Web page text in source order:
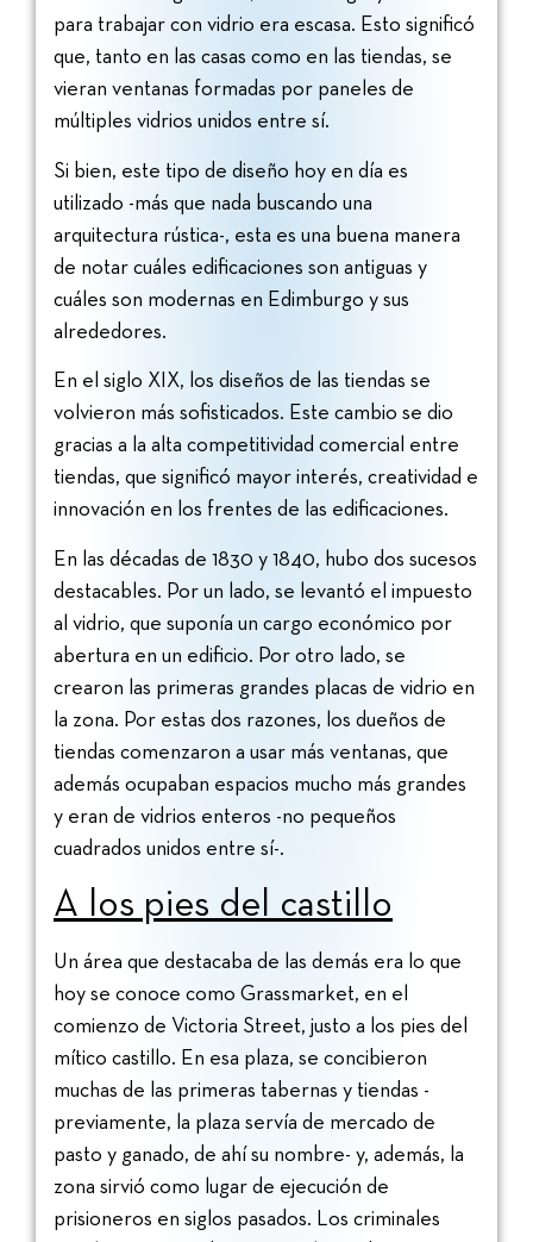
para trabajar con vidrio era escasa. Esto significó
que, tanto en las casas como en las tiendas, se
vieran ventanas formadas por paneles de
múltiples vidrios unidos entre sí.
Si bien, este tipo de diseño hoy en día es
utilizado -más que nada buscando una
arquitectura rústica-, esta es una buena manera
de notar cuáles edificaciones son antiguas y
cuáles son modernas en Edimburgo y sus
alrededores.
En el siglo XIX, los diseños de las tiendas se
volvieron más sofisticados. Este cambio se dio
gracias a la alta competitividad comercial entre
tiendas, que significó mayor interés, creatividad e
innovación en los frentes de las edificaciones.
En las décadas de 1830 y 1840, hubo dos sucesos
destacables. Por un lado, se levantó el impuesto
al vidrio, que suponía un cargo económico por
abertura en un edificio. Por otro lado, se
crearon las primeras grandes placas de vidrio en
la zona. Por estas dos razones, los dueños de
tiendas comenzaron a usar más ventanas, que
además ocupaban espacios mucho más grandes
y eran de vidrios enteros -no pequeños
cuadrados unidos entre sí-.
A los pies del castillo
Un área que destacaba de las demás era lo que
hoy se conoce como Grassmarket, en el
comienzo de Victoria Street, justo a los pies del
mítico castillo. En esa plaza, se concibieron
muchas de las primeras tabernas y tiendas -
previamente, la plaza servía de mercado de
pasto y ganado, de ahí su nombre- y, además, la
zona sirvió como lugar de ejecución de
prisioneros en siglos pasados. Los criminales